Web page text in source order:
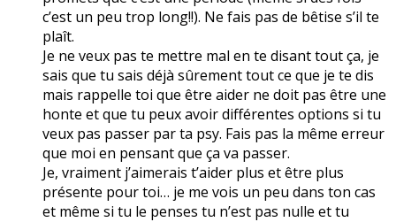
c’est un peu trop long!!). Ne fais pas de bêtise s’il te
plaît.
Je ne veux pas te mettre mal en te disant tout ça, je
sais que tu sais déjà sûrement tout ce que je te dis
mais rappelle toi que être aider ne doit pas être une
honte et que tu peux avoir différentes options si tu
veux pas passer par ta psy. Fais pas la même erreur
que moi en pensant que ça va passer.
Je, vraiment j’aimerais t’aider plus et être plus
présente pour toi… je me vois un peu dans ton cas
et même si tu le penses tu n’est pas nulle et tu